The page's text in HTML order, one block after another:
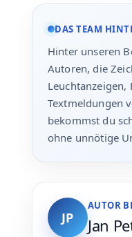
DAS TEAM
Hinter unseren
Autoren, die
Leuchtanzeigen,
Textmeldungen
bekommst du
ohne unnötige
JP
AUTOR
Jan